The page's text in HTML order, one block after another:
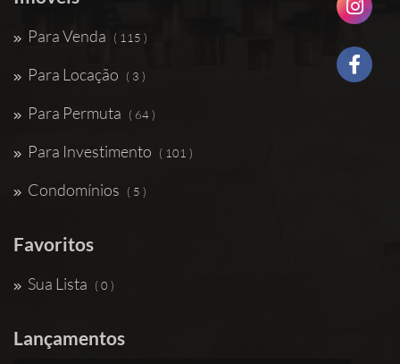
Para Venda ( 115 )
Para Locação ( 3 )
Para Permuta ( 64 )
Para Investimento ( 101 )
Condomínios ( 5 )
Favoritos
Sua Lista ( 0 )
Lançamentos